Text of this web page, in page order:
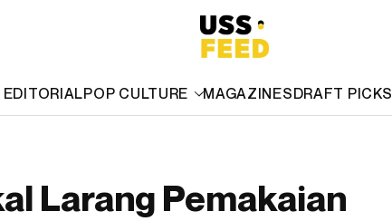
EDITORIALPOP CULTURE MAGAZINESDRAFT PICKS
Larang Pemakaian